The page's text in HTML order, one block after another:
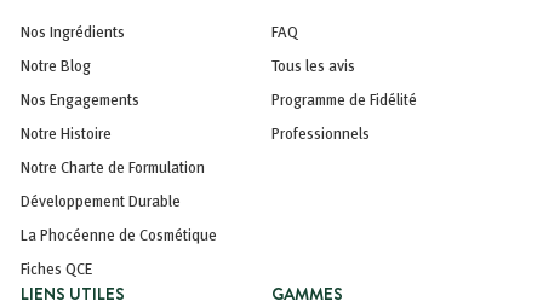
Nos Ingrédients
Notre Blog
Nos Engagements
Notre Histoire
Notre Charte de Formulation
Développement Durable
La Phocéenne de Cosmétique
Fiches QCE
FAQ
Tous les avis
Programme de Fidélité
Professionnels
LIENS UTILES
GAMMES